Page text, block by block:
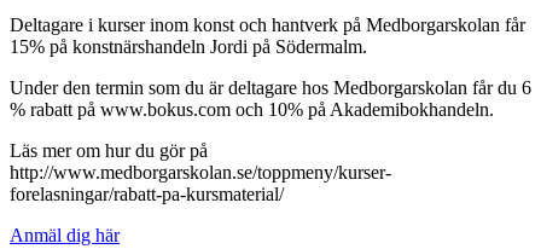
Deltagare i kurser inom konst och hantverk på Medborgarskolan får
15% på konstnärshandeln Jordi på Södermalm.
Under den termin som du är deltagare hos Medborgarskolan får du 6
% rabatt på www.bokus.com och 10% på Akademibokhandeln.
Läs mer om hur du gör på
http://www.medborgarskolan.se/toppmeny/kurser-
forelasningar/rabatt-pa-kursmaterial/
Anmäl dig här